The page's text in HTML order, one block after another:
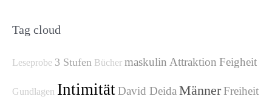
h
n
a
Tag cloud
Leseprobe 3 Stufen Bücher maskulin Attraktion Feigheit
Gundlagen IntimitätDavid DeidaMännerFreiheit